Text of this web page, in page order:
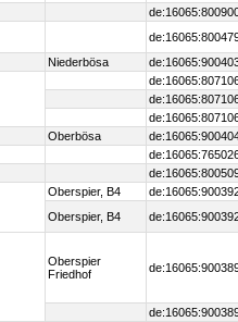
Niederbösa
Oberbösa
Oberspier, B4
Oberspier, B4
Oberspier
Friedhof